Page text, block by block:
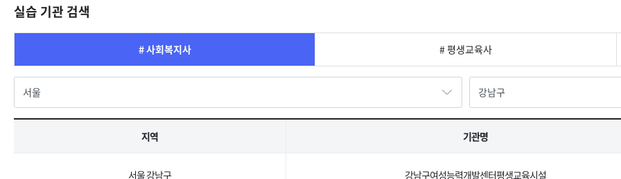
실습 기관 검색
# 사회복지사 # 평생교육사
지역 기관명
서울 강남구 강남구여성능력개발센터평생교육시설